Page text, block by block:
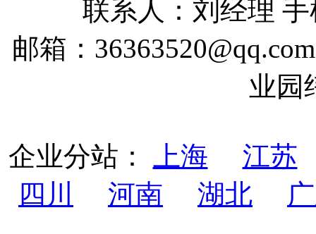
联系人：刘经理 手
邮箱：
业园
企业分站： 上海
江苏
四川
河南 湖北